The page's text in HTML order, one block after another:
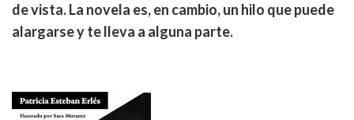
de vista. La novela es, en cambio, un hilo que puede
alargarse y te lleva a alguna parte.